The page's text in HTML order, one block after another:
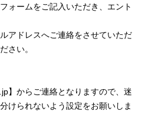
ォームをご記入いただき、エント
アドレスへご連絡をさせていただ
さい。
】からご連絡となりますので、迷
けられないよう設定をお願いしま